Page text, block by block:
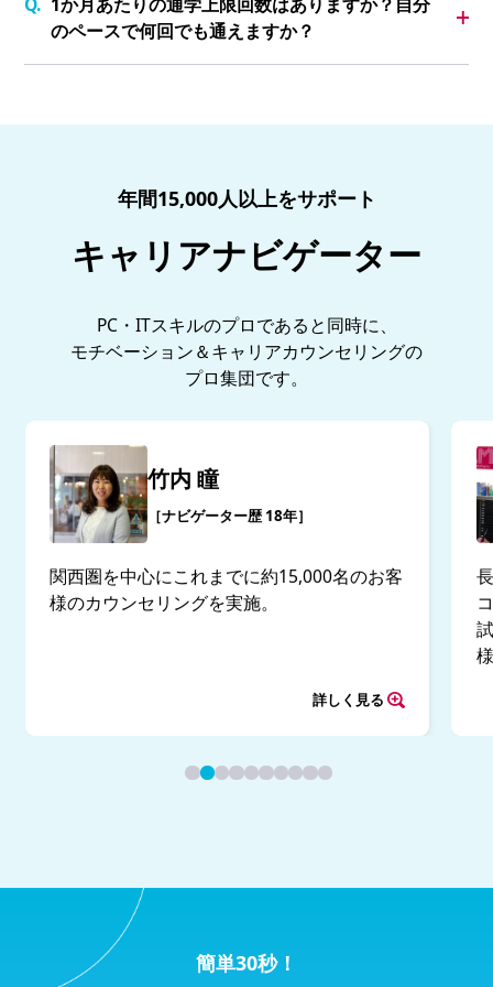
のペースで何回でも通えますか？
年間15,000人以上をサポート
キャリアナビゲーター
PC・ITスキルのプロであると同時に、
モチベーション＆キャリアカウンセリングの
プロ集団です。
竹内 瞳
［ナビゲーター歴 18年］
関西圏を中心にこれまでに約15,000名のお客
様のカウンセリングを実施。
詳しく見る
簡単30秒！